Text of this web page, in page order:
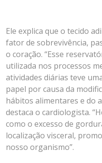
Ele explica que o tecido
fator de sobrevivência,
o coração. “Esse
utilizada nos processos
atividades diárias teve
papel por causa da
hábitos alimentares e do
destaca o cardiologista.
como o excesso de
localização visceral,
nosso organismo”.